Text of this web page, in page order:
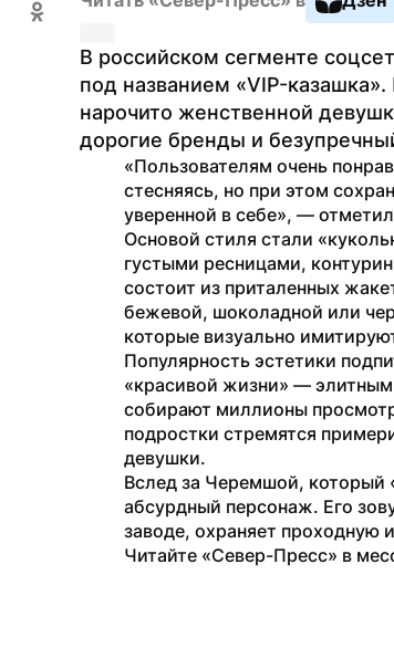
В российском сегменте
под названием «VIP-
нарочито женственной
дорогие бренды и
«Пользователям очень
стесняясь, но при этом
уверенной в себе», — отметил
Основой стиля стали
густыми ресницами,
состоит из приталенных
бежевой, шоколадной или
которые визуально
Популярность эстетики
«красивой жизни» —
собирают миллионы
подростки стремятся
девушки.
Вслед за Черемшой, который
абсурдный персонаж. Его
заводе, охраняет проходную
Читайте «Север-Пресс» в